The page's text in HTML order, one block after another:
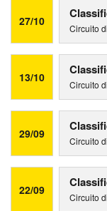
27/10
Circuito
13/10
Circuito
29/09
Circuito
22/09
Circuito